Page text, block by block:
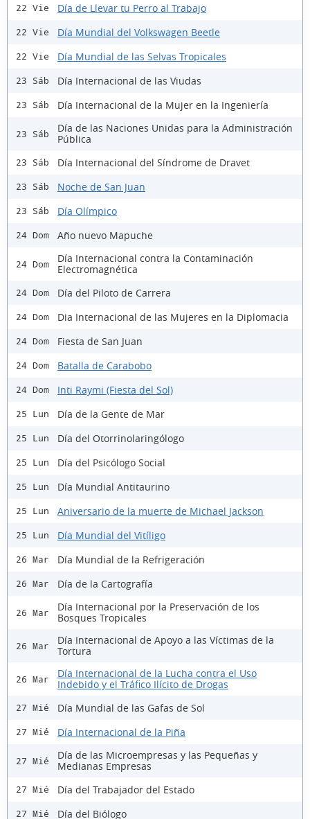
22 Vie Día de Llevar tu Perro al Trabajo
22 Vie Día Mundial del Volkswagen Beetle
22 Vie Día Mundial de las Selvas Tropicales
23 Sáb Día Internacional de las Viudas
23 Sáb Día Internacional de la Mujer en la Ingeniería
23 Sáb
Día de las Naciones Unidas para la Administración
Pública
23 Sáb Día Internacional del Síndrome de Dravet
23 Sáb Noche de San Juan
23 Sáb Día Olímpico
24 Dom Año nuevo Mapuche
24 Dom
Día Internacional contra la Contaminación
Electromagnética
24 Dom Día del Piloto de Carrera
24 Dom Dia Internacional de las Mujeres en la Diplomacia
24 Dom Fiesta de San Juan
24 Dom Batalla de Carabobo
24 Dom Inti Raymi (Fiesta del Sol)
25 Lun Día de la Gente de Mar
25 Lun Día del Otorrinolaringólogo
25 Lun Día del Psicólogo Social
25 Lun Día Mundial Antitaurino
25 Lun Aniversario de la muerte de Michael Jackson
25 Lun Día Mundial del Vitíligo
26 Mar Día Mundial de la Refrigeración
26 Mar Día de la Cartografía
26 Mar
Día Internacional por la Preservación de los
Bosques Tropicales
26 Mar
Día Internacional de Apoyo a las Víctimas de la
Tortura
26 Mar
Día Internacional de la Lucha contra el Uso
Indebido y el Tráfico Ilícito de Drogas
27 Mié Día Mundial de las Gafas de Sol
27 Mié Día Internacional de la Piña
27 Mié
Día de las Microempresas y las Pequeñas y
Medianas Empresas
27 Mié Día del Trabajador del Estado
27 Mié Día del Biólogo